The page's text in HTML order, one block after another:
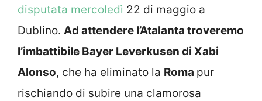
disputata mercoledì 22 di maggio a
Dublino. Ad attendere l’Atalanta troveremo
l’imbattibile Bayer Leverkusen di Xabi
Alonso, che ha eliminato la Roma pur
rischiando di subire una clamorosa